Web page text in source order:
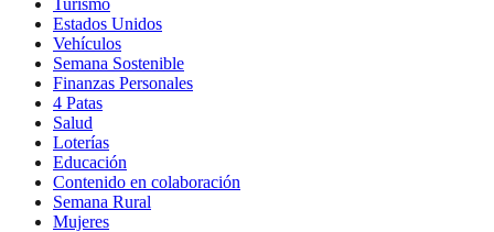
Estados Unidos
Vehículos
Semana Sostenible
Finanzas Personales
4 Patas
Salud
Loterías
Educación
Contenido en colaboración
Semana Rural
Mujeres